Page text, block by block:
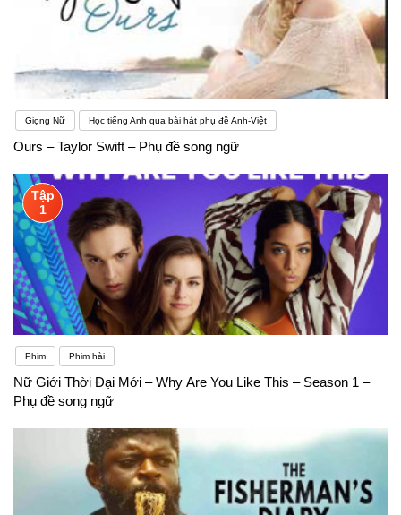
Giọng Nữ Học tiếng Anh qua bài hát phụ đề Anh-Việt
Ours – Taylor Swift – Phụ đề song ngữ
Tập
1
Phim Phim hài
Nữ Giới Thời Đại Mới – Why Are You Like This – Season 1 –
Phụ đề song ngữ